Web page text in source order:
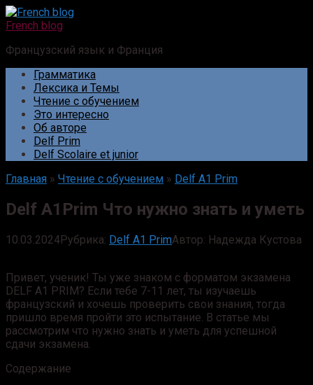
Перейти
к
French blog
Французский язык и Франция
Грамматика
Лексика и Темы
Чтение с обучением
Это интересно
Об авторе
Delf Prim
Delf Scolaire et junior
Главная » Чтение с обучением » Delf A1 Prim
Delf A1Prim Что нужно знать и уметь
10.03.2024Рубрика: Delf A1 PrimАвтор: Надежда Кустова
Привет, ученик! Ты уже знаком с форматом экзамена
DELF А1 PRIM? Если тебе 7-11 лет, ты изучаешь
французский и хочешь проверить свои знания, тогда
пришло время пройти это испытание. В статье мы
рассмотрим что нужно знать и уметь для успешной
сдачи экзамена.
Содержание